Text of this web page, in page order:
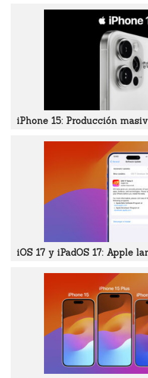
iPhone 15: Producción
iOS 17 y iPadOS 17: Apple